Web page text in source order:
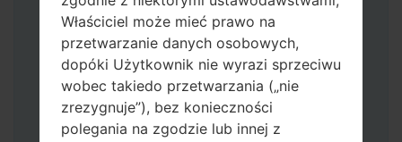
zwiększania i zmniejszania głośności,
następnie podłącz kabel USB.
Naciśnij i przytrzymaj klawisz zasilania,
przycisk zmniejszania głośności i klawisz
strony domowej.
Podłącz kabel USB, a następnie naciśnij i
Właściciel może mieć prawo na
przetwarzanie danych osobowych,
dopóki Użytkownik nie wyrazi sprzeciwu
wobec takiedo przetwarzania („nie
zrezygnuje”), bez konieczności
polegania na zgodzie lub innej z